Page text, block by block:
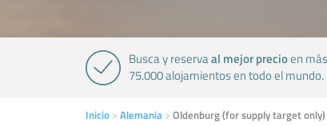
Busca y reservaal mejor precioen
75.000 alojamientos en todo el mundo.
Inicio Alemania Oldenburg (for supply target only)